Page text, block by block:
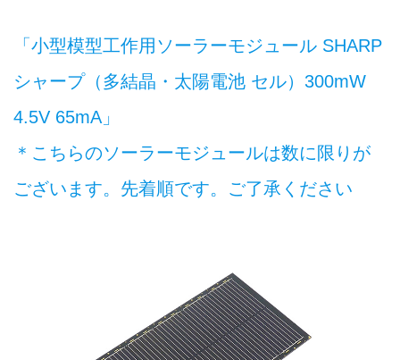
「小型模型工作用ソーラーモジュール SHARP
シャープ（多結晶・太陽電池 セル）300mW
4.5V 65mA」
＊こちらのソーラーモジュールは数に限りが
ございます。先着順です。ご了承ください